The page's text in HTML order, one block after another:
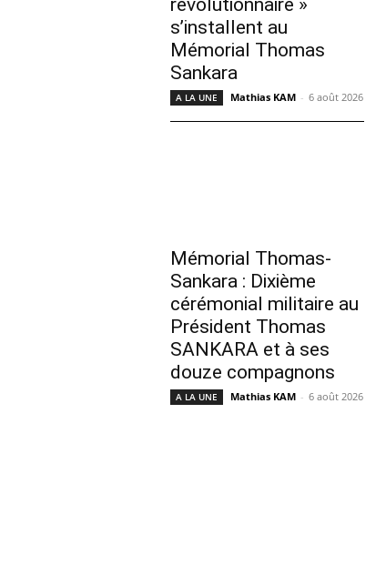
révolutionnaire »
s’installent au
Mémorial Thomas
Sankara
A LA UNE Mathias KAM - 6 août 2026
Mémorial Thomas-
Sankara : Dixième
cérémonial militaire au
Président Thomas
SANKARA et à ses
douze compagnons
A LA UNE Mathias KAM - 6 août 2026